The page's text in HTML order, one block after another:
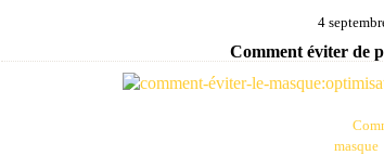
4
Comment éviter de
masque